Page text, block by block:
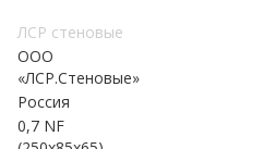
ЛСР стеновые
ООО
«ЛСР.Стеновые»
Россия
0,7 NF